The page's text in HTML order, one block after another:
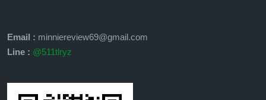
Email : minniereview69@gmail.com
Line : @511tlryz